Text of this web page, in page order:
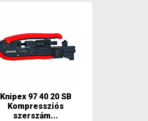
Knipex 97 40 20 SB
Kompressziós
szerszám...